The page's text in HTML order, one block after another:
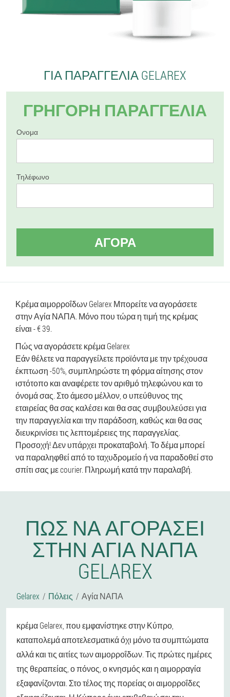
ΓΙΑ ΠΑΡΑΓΓΕΛΊΑ GELAREX
ΓΡΉΓΟΡΗ ΠΑΡΑΓΓΕΛΊΑ
Ονομα
Τηλέφωνο
ΑΓΟΡΆ
Κρέμα αιμορροΐδων Gelarex Μπορείτε να αγοράσετε
στην Αγία ΝΑΠΑ. Μόνο που τώρα η τιμή της κρέμας
είναι - € 39.
Πώς να αγοράσετε κρέμα Gelarex
Εάν θέλετε να παραγγείλετε προϊόντα με την τρέχουσα
έκπτωση -50%, συμπληρώστε τη φόρμα αίτησης στον
ιστότοπο και αναφέρετε τον αριθμό τηλεφώνου και το
όνομά σας. Στο άμεσο μέλλον, ο υπεύθυνος της
εταιρείας θα σας καλέσει και θα σας συμβουλεύσει για
την παραγγελία και την παράδοση, καθώς και θα σας
διευκρινίσει τις λεπτομέρειες της παραγγελίας.
Προσοχή! Δεν υπάρχει προκαταβολή. Το δέμα μπορεί
να παραληφθεί από το ταχυδρομείο ή να παραδοθεί στο
σπίτι σας με courier. Πληρωμή κατά την παραλαβή.
ΠΏΣ ΝΑ ΑΓΟΡΆΣΕΙ
ΣΤΗΝ ΑΓΊΑ ΝΑΠΑ
GELAREX
Gelarex Πόλεις Αγία ΝΑΠΑ
κρέμα Gelarex, που εμφανίστηκε στην Κύπρο,
καταπολεμά αποτελεσματικά όχι μόνο τα συμπτώματα
αλλά και τις αιτίες των αιμορροΐδων. Τις πρώτες ημέρες
της θεραπείας, ο πόνος, ο κνησμός και η αιμορραγία
εξαφανίζονται. Στο τέλος της πορείας οι αιμορροΐδες